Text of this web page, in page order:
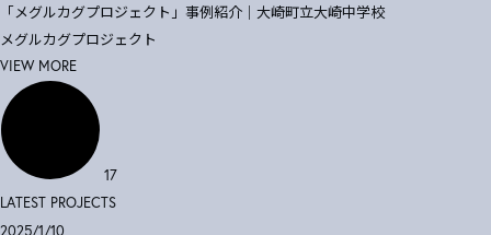
「メグルカグプロジェクト」事例紹介｜大崎町立大崎中学校
メグルカグプロジェクト
VIEW MORE
17
LATEST PROJECTS
2025/1/10